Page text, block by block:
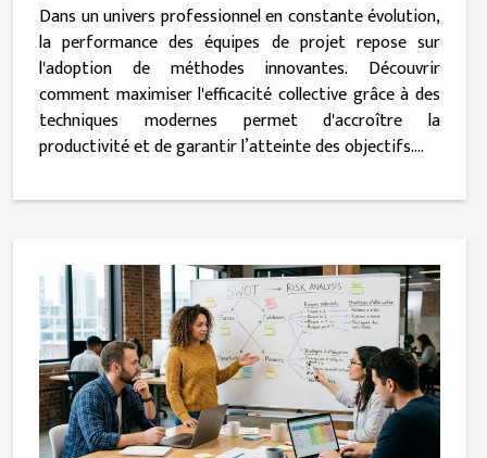
Dans un univers professionnel en constante évolution,
la performance des équipes de projet repose sur
l'adoption de méthodes innovantes. Découvrir
comment maximiser l'efficacité collective grâce à des
techniques modernes permet d'accroître la
productivité et de garantir l’atteinte des objectifs....